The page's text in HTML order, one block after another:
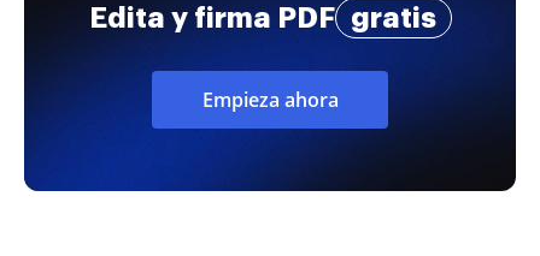
Edita y firma PDF gratis
Empieza ahora